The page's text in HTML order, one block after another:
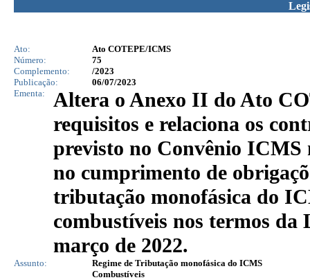
Ato:
Ato COTEPE/ICMS
Número:
75
Complemento:
/2023
Publicação:
06/07/2023
Ementa:
Altera o Anexo II do Ato
requisitos e relaciona os
previsto no Convênio ICMS
no cumprimento de
tributação monofásica do
combustíveis nos termos da
março de 2022.
Assunto:
Regime de Tributação monofásica do ICMS
Combustíveis